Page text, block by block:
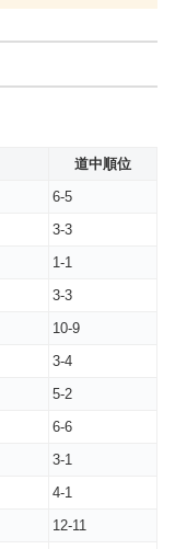
道中順位
6-5
3-3
1-1
3-3
10-9
3-4
5-2
6-6
3-1
4-1
12-11